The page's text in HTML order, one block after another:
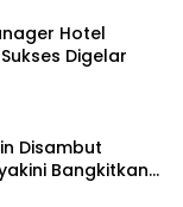
Hotel
Digelar
Disambut
Bangkitkan